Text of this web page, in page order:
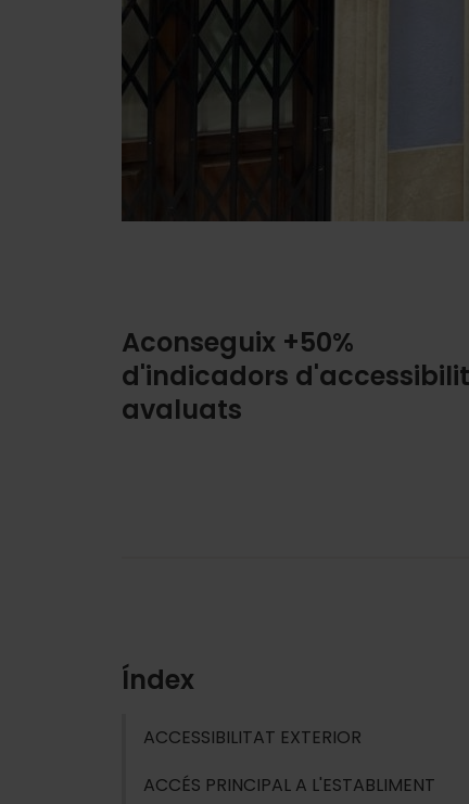
Aconseguix +50%
d'indicadors
avaluats
Índex
ACCESSIBILITAT EXTERIOR
ACCÉS PRINCIPAL A L'ESTABLIMENT